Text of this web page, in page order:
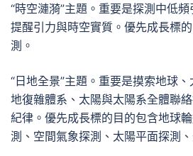
“時空漣漪”主題。重要是探測中低
提醒引力與時空實質。優先成長標
測。
“日地全景”主題。重要是摸索地球
地復雜體系、太陽與太陽系全體聯
紀律。優先成長標的目的包含地球
測、空間氣象探測、太陽平面探測